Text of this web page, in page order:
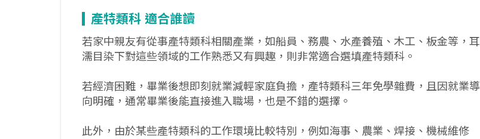
產特類科 適合誰讀
若家中親友有從事產特類科相關產業，如船員、務農、水產養殖、木工、板金等，耳
濡目染下對這些領域的工作熟悉又有興趣，則非常適合選填產特類科。
若經濟困難，畢業後想即刻就業減輕家庭負擔，產特類科三年免學雜費，且因就業導
向明確，通常畢業後能直接進入職場，也是不錯的選擇。
此外，由於某些產特類科的工作環境比較特別，例如海事、農業、焊接、機械維修